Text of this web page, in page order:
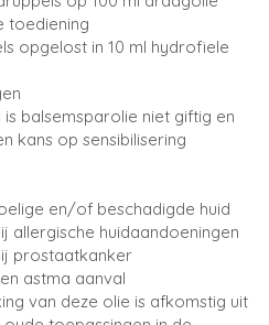
toediening
opgelost in 10 ml hydrofiele
balsemsparolie niet giftig en
kans op sensibilisering
en/of beschadigde huid
allergische huidaandoeningen
prostaatkanker
astma aanval
van deze olie is afkomstig uit